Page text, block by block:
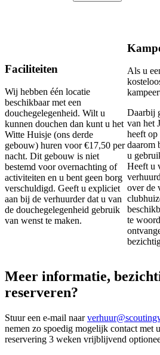
Faciliteiten
Wij hebben één locatie
beschikbaar met een
douchegelegenheid. Wilt u
kunnen douchen dan kunt u het
Witte Huisje (ons derde
gebouw) huren voor €17,50 per
nacht. Dit gebouw is niet
bestemd voor overnachting of
activiteiten en u bent geen borg
verschuldigd. Geeft u expliciet
aan bij de verhuurder dat u van
de douchegelegenheid gebruik
van wenst te maken.
Als u
Daarbij
van het
heeft op
daarom
u
Heeft u
over de
te
Meer informatie,
reserveren?
Stuur een e-mail naar
nemen zo spoedig mogelijk contact met
reservering 3 weken vrijblijvend